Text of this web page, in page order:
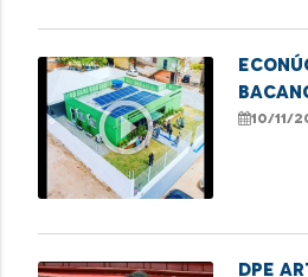
play_circle_outline 10/11/
DPE